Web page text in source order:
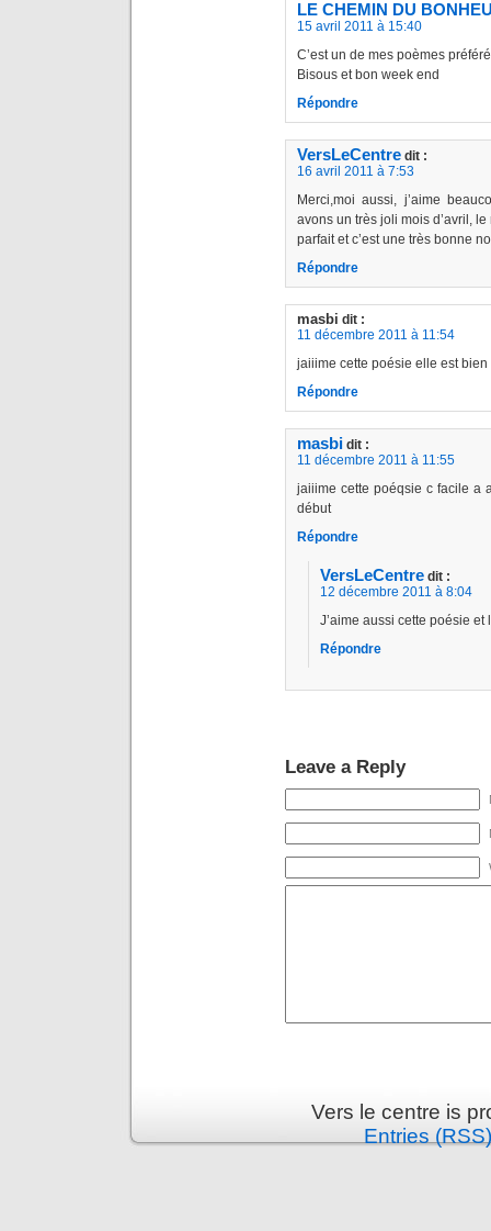
LE CHEMIN DU
15 avril 2011 à 15:40
C’est un de mes poèmes
Bisous et bon week end
Répondre
VersLeCentre dit :
16 avril 2011 à 7:53
Merci,moi aussi, j’aime
avons un très joli mois d’avril,
parfait et c’est une très bonne
Répondre
masbi dit :
11 décembre 2011 à 11:54
jaiiime cette poésie elle est
Répondre
masbi dit :
11 décembre 2011 à 11:55
jaiiime cette poéqsie c facile a
début
Répondre
VersLeCentre dit :
12 décembre 2011 à 8:04
J’aime aussi cette poésie
Répondre
Leave a Reply
Vers le centre is
Entries (RSS)